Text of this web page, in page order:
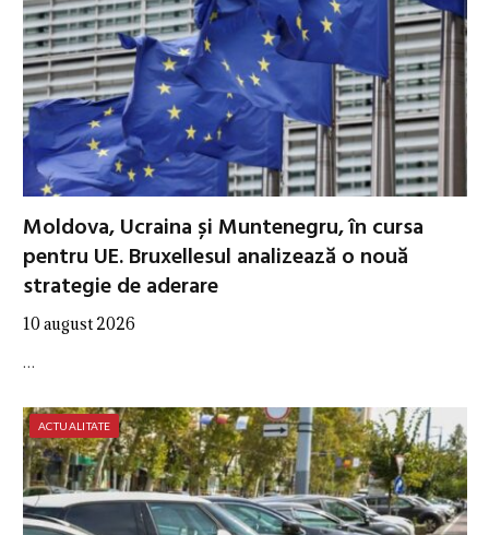
Moldova, Ucraina și Muntenegru, în cursa
pentru UE. Bruxellesul analizează o nouă
strategie de aderare
10 august 2026
…
ACTUALITATE